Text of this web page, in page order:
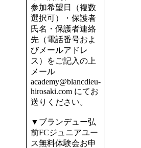
参加希望日（複数
選択可）・保護者
氏名・保護者連絡
先（電話番号およ
びメールアドレ
ス）をご記入の上
メール
academy@blancdieu-
hirosaki.com にてお
送りください。
▼ブランデュー弘
前FCジュニアユー
ス無料体験会お申